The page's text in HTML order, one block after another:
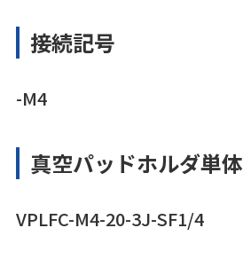
接続記号
-M4
真空パッドホルダ単体
VPLFC-M4-20-3J-SF1/4